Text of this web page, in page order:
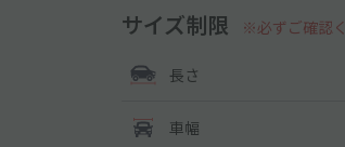
サイズ制限 ※必ずご確認
長さ
車幅